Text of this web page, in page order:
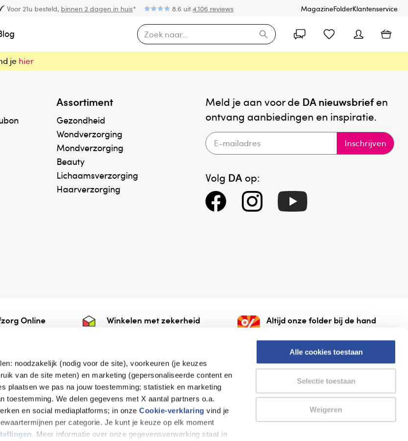
noodzakelijk (nodig voor de site), voorkeuren (je keuzes
van de site meten) en marketing (gepersonaliseerde content en
plaatsen we pas na jouw toestemming; statistiek en marketing
toestemming. We delen gegevens met X aantal partners o.a.
en social mediaplatforms; in onzeCookie-verklaring vind je
per categorie. Je kunt je keuze op elk moment
. Meer informatie over onze gegevensverwerking staat in
Alle cookies toestaan
Selectie toestaan
Weigeren
Voor 21u besteld, binnen 2 dagen in huis* 8.6 uit4.106 reviews MagazineFolderKlantenservice
je hier
Assortiment
Gezondheid
Wondverzorging
Mondverzorging
Beauty
Lichaamsverzorging
Haarverzorging
Meld je aan voor de DA nieuwsbriefen
ontvang aanbiedingen en inspiratie.
Inschrijven
Volg DA op:
Online Winkelen met zekerheid Altijd onze folder bij de hand
AlleFolders.
de vriendelijke specialist
Disclaimer Privacy verklaring Thuiswinkel waarborg